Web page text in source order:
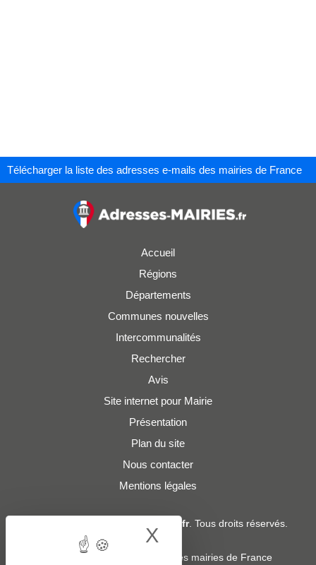
Télécharger la liste des adresses e-mails des mairies de France
Accueil
Régions
Départements
Communes nouvelles
Intercommunalités
Rechercher
Avis
Site internet pour Mairie
Présentation
Plan du site
Nous contacter
Mentions légales
Adresses-Mairies.fr. Tous droits réservés.
Services :
Liste des adresses e-mails des mairies de France
X